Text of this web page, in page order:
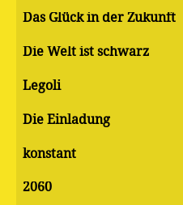
Das Glück in der Zukunft
Die Welt ist schwarz
Legoli
Die Einladung
konstant
2060